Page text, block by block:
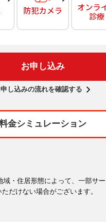
防犯カメラ オンラ
診療
お申し込み
し込みの流れを確認する
金シミュレーション
・住居形態によって、一部サー
ただけない場合がございます。